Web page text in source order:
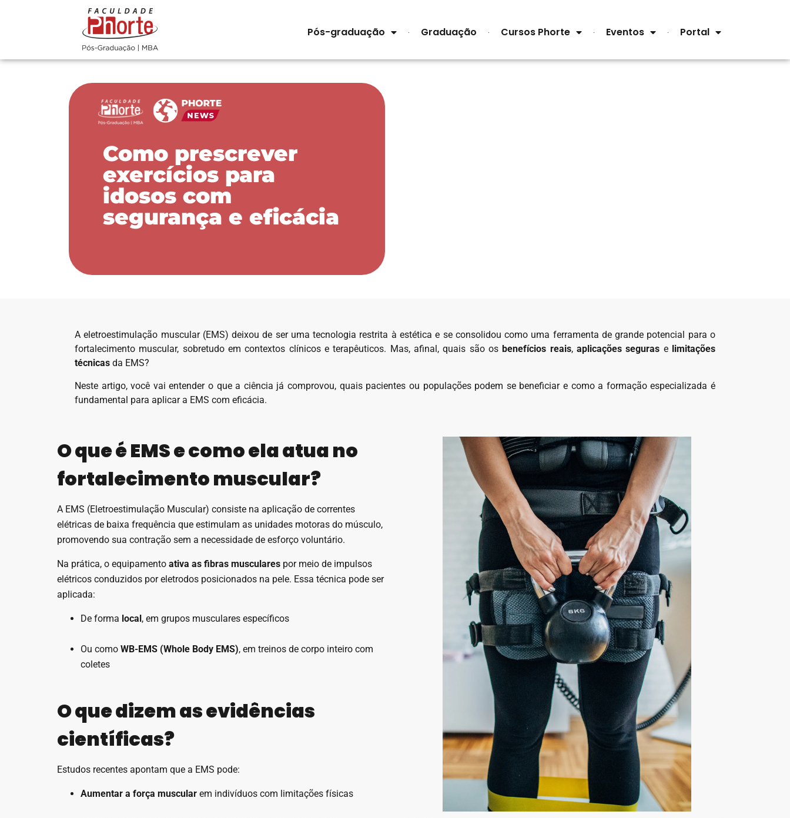
Pós-graduação Graduação Cursos Phorte Eventos Portal
Como prescrever
exercícios para
idosos com
segurança e eficácia
A eletroestimulação muscular (EMS) deixou de ser uma tecnologia restrita à estética e se consolidou como uma ferramenta de grande potencial para o
fortalecimento muscular, sobretudo em contextos clínicos e terapêuticos. Mas, afinal, quais são os benefícios reais,aplicações seguras e limitações
técnicas da EMS?
Neste artigo, você vai entender o que a ciência já comprovou, quais pacientes ou populações podem se beneficiar e como a formação especializada é
fundamental para aplicar a EMS com eficácia.
O que é EMS e como ela atua no
fortalecimento muscular?
A EMS (Eletroestimulação Muscular) consiste na aplicação de correntes
elétricas de baixa frequência que estimulam as unidades motoras do músculo,
promovendo sua contração sem a necessidade de esforço voluntário.
Na prática, o equipamento ativa as fibras musculares por meio de impulsos
elétricos conduzidos por eletrodos posicionados na pele. Essa técnica pode ser
aplicada:
De forma local , em grupos musculares específicos
Ou como WB-EMS (Whole Body EMS), em treinos de corpo inteiro com
coletes
O que dizem as evidências
científicas?
Estudos recentes apontam que a EMS pode:
Aumentar a força muscular em indivíduos com limitações físicas